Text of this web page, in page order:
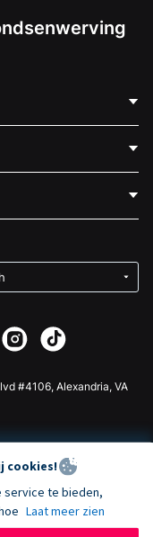
#4106, Alexandria, VA
cookies!
service te bieden,
Laat meer zien